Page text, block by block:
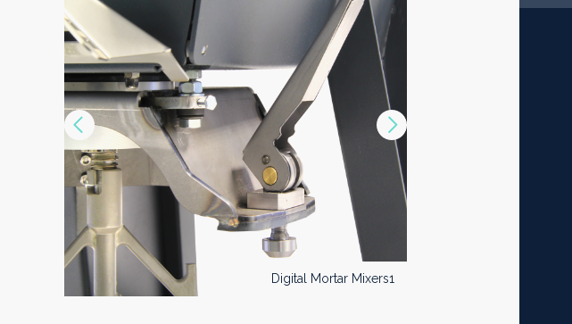
Vorige
Next
>>
Digital Mortar Mixers2